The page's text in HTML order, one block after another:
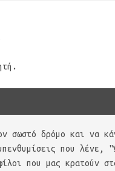
σωστό δρόμο και να
που λένε,
που μας κρατούν